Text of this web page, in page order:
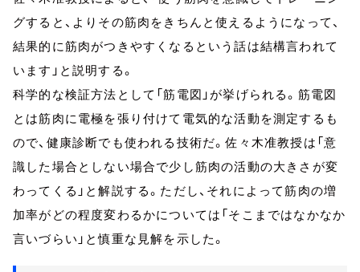
グすると、よりその筋肉をきちんと使えるようになって、
結果的に筋肉がつきやすくなるという話は結構言われて
います」と説明する。
科学的な検証方法として「筋電図」が挙げられる。筋電図
とは筋肉に電極を張り付けて電気的な活動を測定するも
ので、健康診断でも使われる技術だ。佐々木准教授は「意
識した場合としない場合で少し筋肉の活動の大きさが変
わってくる」と解説する。ただし、それによって筋肉の増
加率がどの程度変わるかについては「そこまではなかなか
言いづらい」と慎重な見解を示した。